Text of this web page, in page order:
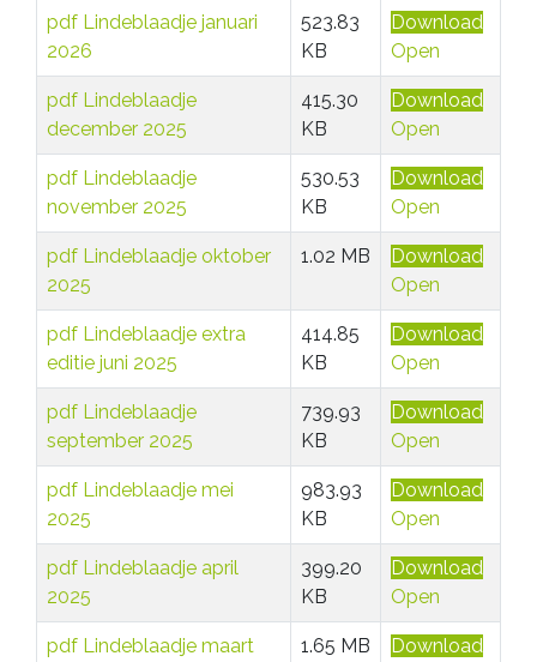
pdf Lindeblaadje januari
2026
523.83
KB
Download
Open
pdf Lindeblaadje
december 2025
415.30
KB
Download
Open
pdf Lindeblaadje
november 2025
530.53
KB
Download
Open
pdf Lindeblaadje oktober
2025
1.02 MB
Download
Open
pdf Lindeblaadje extra
editie juni 2025
414.85
KB
Download
Open
pdf Lindeblaadje
september 2025
739.93
KB
Download
Open
pdf Lindeblaadje mei
2025
983.93
KB
Download
Open
pdf Lindeblaadje april
2025
399.20
KB
Download
Open
pdf Lindeblaadje maart
1.65 MB
Download